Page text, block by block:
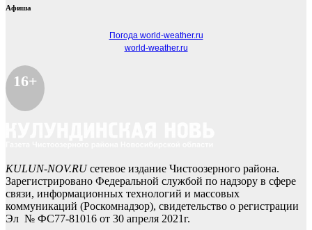
Афиша
Погода world-weather.ru
world-weather.ru
16+
KULUN-NOV.RUсетевое издание Чистоозерного района.
Зарегистрировано Федеральной службой по надзору в сфере
связи, информационных технологий и массовых
коммуникаций (Роскомнадзор), свидетельство о регистрации
Эл № ФС77-81016 от 30 апреля 2021г.